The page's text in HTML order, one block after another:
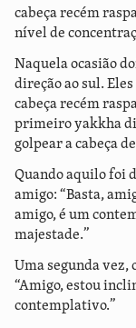
cabeça recém
nível de
Naquela ocasião
direção ao sul.
cabeça recém
primeiro yakkha
golpear a cabeça
Quando aquilo foi
amigo: “Basta,
amigo, é um
majestade.”
Uma segunda vez,
“Amigo, estou
contemplativo.”